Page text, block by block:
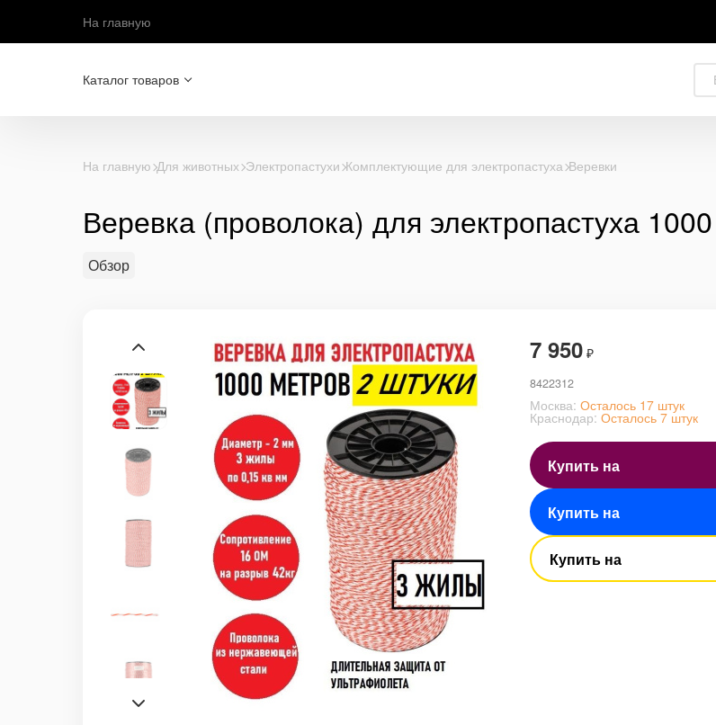
На главную
Каталог товаров
На главную Для животных Электропастухи Комплектующие для электропастуха Веревки
Веревка (проволока) для электропастуха
Обзор
7 950 ₽
8422312
Москва: Осталось 17 штук
Краснодар: Осталось 7 штук
Купить на
Купить на
Купить на